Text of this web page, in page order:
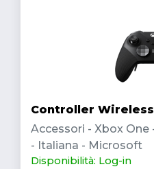
Controller
Accessori - Xbox One
- Italiana - Microsoft
Disponibilità: Log-in